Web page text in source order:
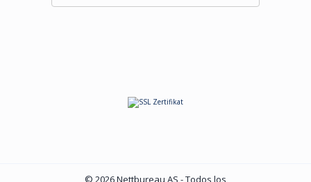
© 2026 Nettbureau AS - Todos los